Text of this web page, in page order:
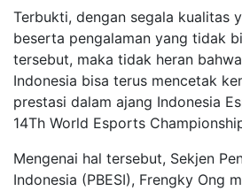
Terbukti, dengan segala kualitas
beserta pengalaman yang tidak
tersebut, maka tidak heran
Indonesia bisa terus mencetak
prestasi dalam ajang Indonesia
14Th World Esports
Mengenai hal tersebut, Sekjen
Indonesia (PBESI), Frengky Ong